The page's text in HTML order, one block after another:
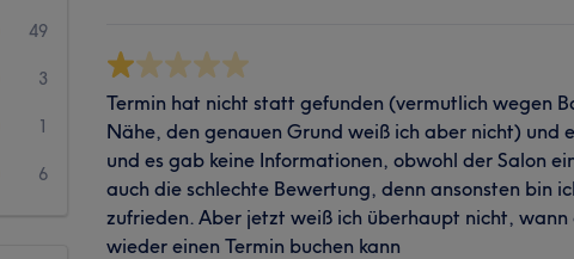
49
3
1
6
Termin hat nicht statt gefunden (vermutlich wegen
Nähe, den genauen Grund weiß ich aber nicht) und
und es gab keine Informationen, obwohl der Salon
auch die schlechte Bewertung, denn ansonsten bin
zufrieden. Aber jetzt weiß ich überhaupt nicht,
wieder einen Termin buchen kann